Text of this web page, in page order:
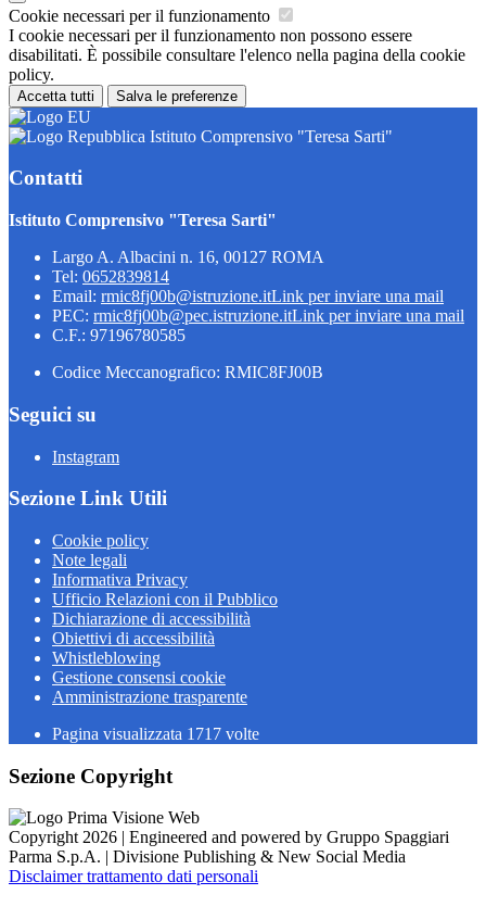
Cookie necessari per il funzionamento
I cookie necessari per il funzionamento non possono essere
disabilitati. È possibile consultare l'elenco nella pagina della cookie
policy.
Accetta tutti Salva le preferenze
Istituto Comprensivo "Teresa Sarti"
Contatti
Istituto Comprensivo "Teresa Sarti"
Largo A. Albacini n. 16, 00127 ROMA
Tel: 0652839814
Email: rmic8fj00b@istruzione.itLink per inviare una mail
PEC: rmic8fj00b@pec.istruzione.itLink per inviare una mail
C.F.: 97196780585
Codice Meccanografico: RMIC8FJ00B
Seguici su
Instagram
Sezione Link Utili
Cookie policy
Note legali
Informativa Privacy
Ufficio Relazioni con il Pubblico
Dichiarazione di accessibilità
Obiettivi di accessibilità
Whistleblowing
Gestione consensi cookie
Amministrazione trasparente
Pagina visualizzata 1717 volte
Sezione Copyright
Copyright 2026 | Engineered and powered by Gruppo Spaggiari
Parma S.p.A. | Divisione Publishing & New Social Media
Disclaimer trattamento dati personali